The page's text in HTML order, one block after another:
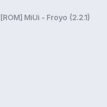
[ROM] MiUi - Froyo (2.2.1)